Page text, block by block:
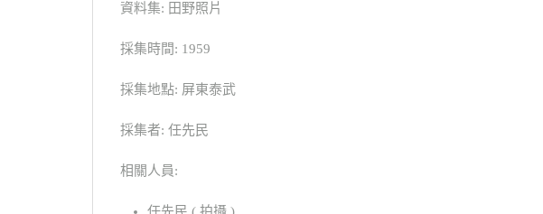
資料集: 田野照片
採集時間: 1959
採集地點: 屏東泰武
採集者: 任先民
相關人員: